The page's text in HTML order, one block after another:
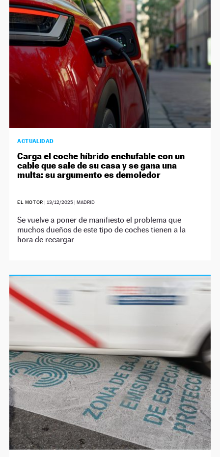
ACTUALIDAD
Carga el coche híbrido enchufable con un
cable que sale de su casa y se gana una
multa: su argumento es demoledor
EL MOTOR |13/12/2025 | MADRID
Se vuelve a poner de manifiesto el problema que
muchos dueños de este tipo de coches tienen a la
hora de recargar.